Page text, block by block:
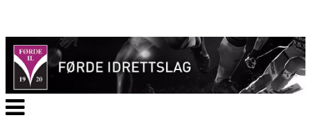
Veksle
navigasjon